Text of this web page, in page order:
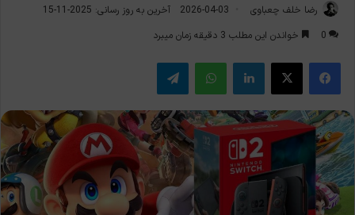
رضا خلف چعباوی 2026-04-03
آخرین به روز رسانی: 2025-11-15
0
خواندن این مطلب 3 دقیقه زمان میبرد
فیس بوک X لینکدین واتس آپ تلگرام